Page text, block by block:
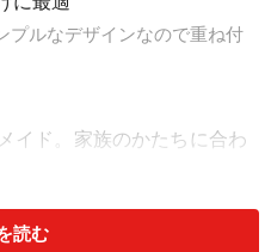
プルなデザインなので重ね付
イド。家族のかたちに合わ
入れたりすると、より気づ
輪に重ね付けしてもよし、
読む